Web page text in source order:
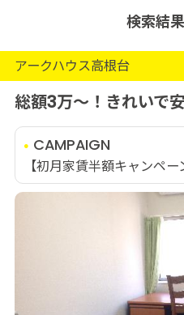
検索結果
アークハウス高根台
総額3万～！きれいで安
CAMPAIGN
【初月家賃半額キャンペ